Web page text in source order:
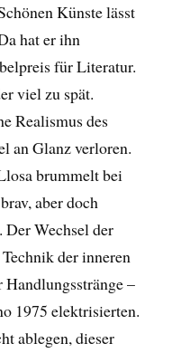
Künste lässt
hat er ihn
für Literatur.
viel zu spät.
Realismus des
an Glanz verloren.
brummelt bei
aber doch
Wechsel der
der inneren
–
1975 elektrisierten.
ablegen, dieser